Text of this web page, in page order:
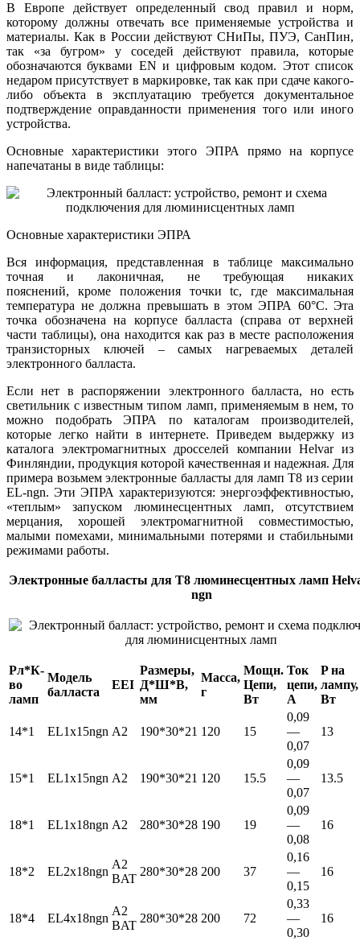
В Европе действует определенный свод правил и норм,
которому должны отвечать все применяемые устройства и
материалы. Как в России действуют СНиПы, ПУЭ, СанПин,
так «за бугром» у соседей действуют правила, которые
обозначаются буквами EN и цифровым кодом. Этот список
недаром присутствует в маркировке, так как при сдаче какого-
либо объекта в эксплуатацию требуется документальное
подтверждение оправданности применения того или иного
устройства.
Основные характеристики этого ЭПРА прямо на корпусе
напечатаны в виде таблицы:
Основные характеристики ЭПРА
Вся информация, представленная в таблице максимально
точная и лаконичная, не требующая никаких
пояснений, кроме положения точки tc, где максимальная
температура не должна превышать в этом ЭПРА 60°C. Эта
точка обозначена на корпусе балласта (справа от верхней
части таблицы), она находится как раз в месте расположения
транзисторных ключей – самых нагреваемых деталей
электронного балласта.
Если нет в распоряжении электронного балласта, но есть
светильник с известным типом ламп, применяемым в нем, то
можно подобрать ЭПРА по каталогам производителей,
которые легко найти в интернете. Приведем выдержку из
каталога электромагнитных дросселей компании Helvar из
Финляндии, продукция которой качественная и надежная. Для
примера возьмем электронные балласты для ламп T8 из серии
EL-ngn. Эти ЭПРА характеризуются: энергоэффективностью,
«теплым» запуском люминесцентных ламп, отсутствием
мерцания, хорошей электромагнитной совместимостью,
малыми помехами, минимальными потерями и стабильными
режимами работы.
Электронные балласты для T8 люминесцентных ламп
ngn
Pл*К-
во
ламп
Модель
балласта
EEI
Размеры,
Д*Ш*В,
мм
Масса,
г
Мощн.
Цепи,
Вт
Ток
цепи,
A
P на
лампу,
Вт
14*1 EL1x15ngn A2 190*30*21 120 15
0,09
—
0,07
13
15*1 EL1x15ngn A2 190*30*21 120 15.5
0,09
—
0,07
13.5
18*1 EL1x18ngn A2 280*30*28 190 19
0,09
—
0,08
16
18*2 EL2x18ngn
A2
BAT
280*30*28 200 37
0,16
—
0,15
16
18*4 EL4x18ngn
A2
BAT
280*30*28 200 72
0,33
—
0,30
16